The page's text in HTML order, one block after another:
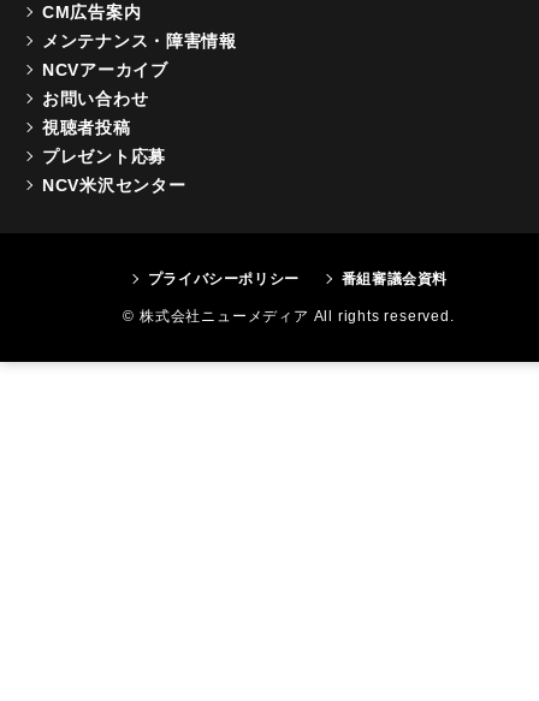
CM広告案内
メンテナンス・障害情報
NCVアーカイブ
お問い合わせ
視聴者投稿
プレゼント応募
NCV米沢センター
プライバシーポリシー 番組審議会資料
© 株式会社ニューメディア All rights reserved.